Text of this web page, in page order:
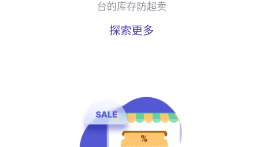
台的库存防超卖
探索更多